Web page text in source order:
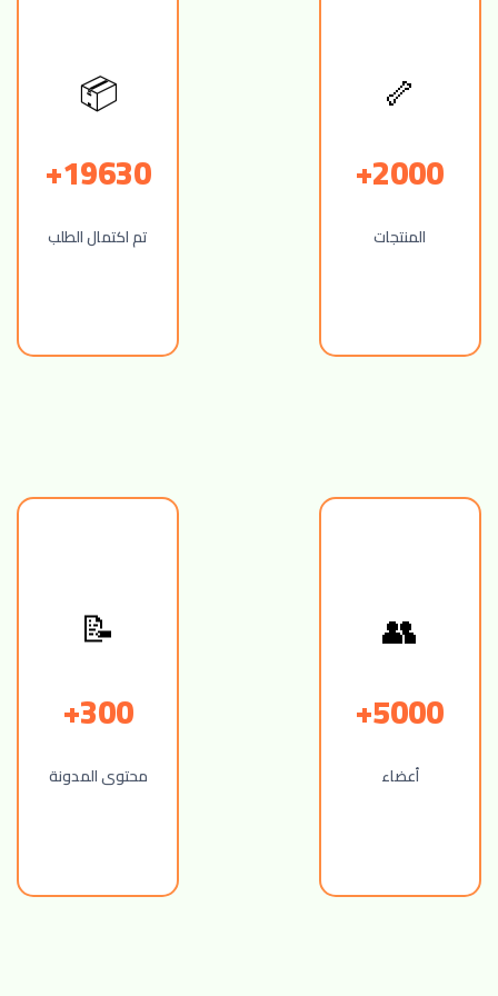
🦴
2000+
المنتجات
📦
19630+
تم اكتمال الطلب
👥
5000+
أعضاء
📝
300+
محتوى المدونة